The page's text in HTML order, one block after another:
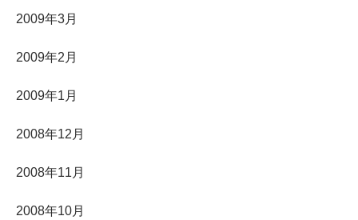
2009年3月
2009年2月
2009年1月
2008年12月
2008年11月
2008年10月